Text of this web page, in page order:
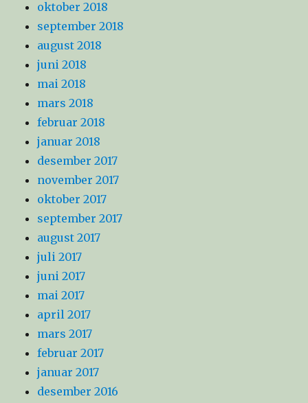
oktober 2018
september 2018
august 2018
juni 2018
mai 2018
mars 2018
februar 2018
januar 2018
desember 2017
november 2017
oktober 2017
september 2017
august 2017
juli 2017
juni 2017
mai 2017
april 2017
mars 2017
februar 2017
januar 2017
desember 2016